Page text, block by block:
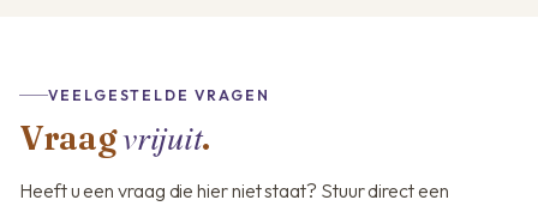
VEELGESTELDE VRAGEN
Vraagvrijuit.
Heeft u een vraag die hier niet staat? Stuur direct een